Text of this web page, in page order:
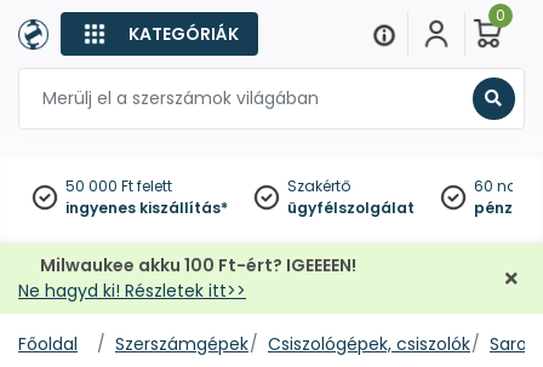
KATEGÓRIÁK
0
50 000 Ft felett
ingyenes kiszállítás*
Szakértő
ügyfélszolgálat
60
Milwaukee akku 100 Ft-ért? IGEEEEN!
Ne hagyd ki! Részletek itt>>
Főoldal Szerszámgépek Csiszológépek, csiszolók